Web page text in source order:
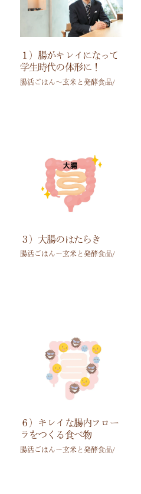
１）腸がキレイになって
学生時代の体形に！
腸活ごはん～玄米と発酵食品/
３）大腸のはたらき
腸活ごはん～玄米と発酵食品/
６）キレイな腸内フロー
ラをつくる食べ物
腸活ごはん～玄米と発酵食品/